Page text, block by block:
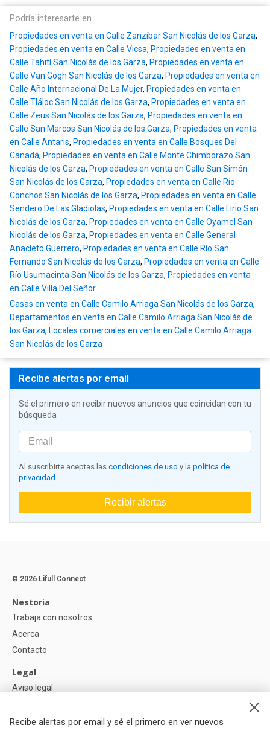
Podría interesarte en
Propiedades en venta en Calle Zanzíbar San Nicolás de los Garza,
Propiedades en venta en Calle Vicsa, Propiedades en venta en
Calle Tahití San Nicolás de los Garza, Propiedades en venta en
Calle Van Gogh San Nicolás de los Garza, Propiedades en venta en
Calle Año Internacional De La Mujer, Propiedades en venta en
Calle Tláloc San Nicolás de los Garza, Propiedades en venta en
Calle Zeus San Nicolás de los Garza, Propiedades en venta en
Calle San Marcos San Nicolás de los Garza, Propiedades en venta
en Calle Antaris, Propiedades en venta en Calle Bosques Del
Canadá, Propiedades en venta en Calle Monte Chimborazo San
Nicolás de los Garza, Propiedades en venta en Calle San Simón
San Nicolás de los Garza, Propiedades en venta en Calle Río
Conchos San Nicolás de los Garza, Propiedades en venta en Calle
Sendero De Las Gladiolas, Propiedades en venta en Calle Lirio San
Nicolás de los Garza, Propiedades en venta en Calle Oyamel San
Nicolás de los Garza, Propiedades en venta en Calle General
Anacleto Guerrero, Propiedades en venta en Calle Río San
Fernando San Nicolás de los Garza, Propiedades en venta en Calle
Río Usumacinta San Nicolás de los Garza, Propiedades en venta
en Calle Villa Del Señor
Casas en venta en Calle Camilo Arriaga San Nicolás de los Garza,
Departamentos en venta en Calle Camilo Arriaga San Nicolás de
los Garza, Locales comerciales en venta en Calle Camilo Arriaga
San Nicolás de los Garza
Recibe alertas por email
Sé el primero en recibir nuevos anuncios que coincidan con tu
búsqueda
Al suscribirte aceptas las condiciones de uso y la política de
privacidad
Recibir alertas
Recibe alertas por email y sé el primero en ver nuevos
© 2026 Lifull Connect
Nestoria
Trabaja con nosotros
Acerca
Contacto
Legal
Aviso legal
Política de Cookies